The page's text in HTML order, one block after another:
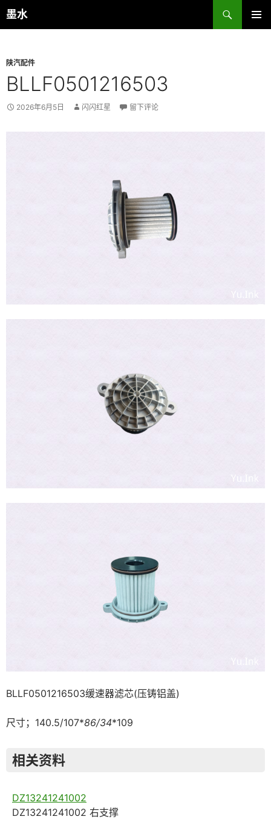
跳
至
墨水
搜
索
陕汽配件
BLLF0501216503
2026年6月5日 闪闪红星 留下评论
BLLF0501216503缓速器滤芯(压铸铝盖)
尺寸；140.5/107*86/34*109
相关资料
DZ13241241002
DZ13241241002 右支撑